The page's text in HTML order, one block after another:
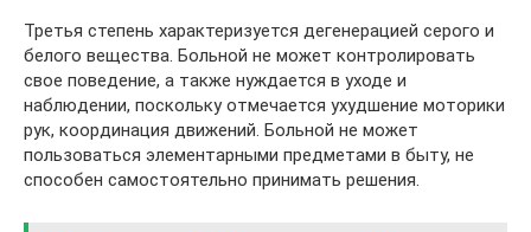
Третья степень характеризуется дегенерацией серого и
белого вещества. Больной не может контролировать
свое поведение, а также нуждается в уходе и
наблюдении, поскольку отмечается ухудшение моторики
рук, координация движений. Больной не может
пользоваться элементарными предметами в быту, не
способен самостоятельно принимать решения.